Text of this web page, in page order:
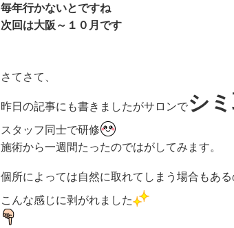
毎年行かないとですね
次回は大阪～１０月です
さてさて、
昨日の記事にも書きましたがサロンでシ
スタッフ同士で研修
施術から一週間たったのではがしてみます。
個所によっては自然に取れてしまう場合もあ
こんな感じに剥がれました